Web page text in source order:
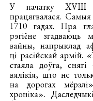
У пачатку XVIII
працягвалася.
1710 гадах. Пра
рэгіёне згадваюць
вайны, напрыклад
ці расійскай армій.
стаяла доўга,
вялікія, што не
на дорогах
хроніка».